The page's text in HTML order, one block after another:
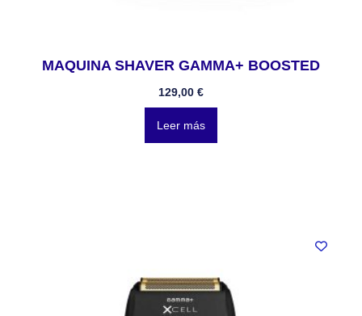
MAQUINA SHAVER GAMMA+ BOOSTED
129,00 €
Leer más